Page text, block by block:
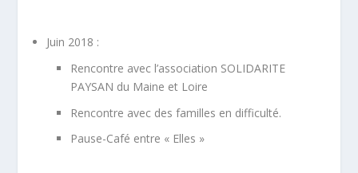
Juin 2018 :
Rencontre avec l’association SOLIDARITE
PAYSAN du Maine et Loire
Rencontre avec des familles en difficulté.
Pause-Café entre « Elles »